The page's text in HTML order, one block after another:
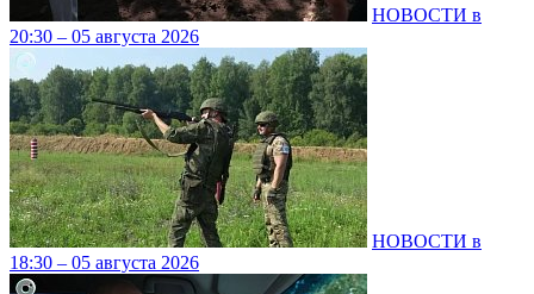
НОВОСТИ в
20:30 – 05 августа 2026
НОВОСТИ в
18:30 – 05 августа 2026